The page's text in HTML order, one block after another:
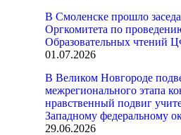
В Смоленске прошло
Оргкомитета по
Образовательных чтений
01.07.2026
В Великом Новгороде
межрегионального этапа
нравственный подвиг
Западному федеральному
29.06.2026